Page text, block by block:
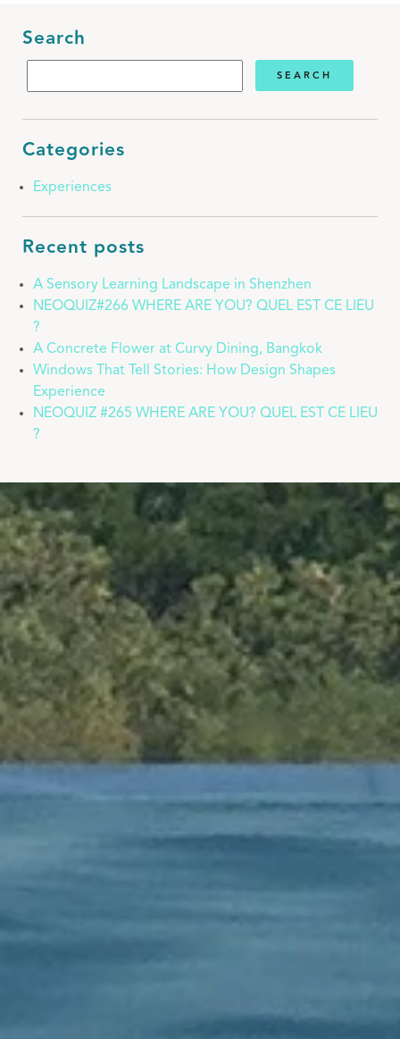
Search
Categories
Experiences
Recent posts
A Sensory Learning Landscape in Shenzhen
NEOQUIZ#266 WHERE ARE YOU? QUEL EST CE LIEU
?
A Concrete Flower at Curvy Dining, Bangkok
Windows That Tell Stories: How Design Shapes
Experience
NEOQUIZ #265 WHERE ARE YOU? QUEL EST CE LIEU
?